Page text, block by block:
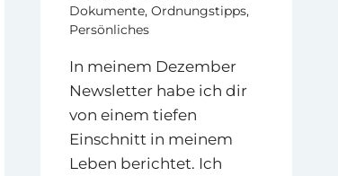
Dokumente, Ordnungstipps,
Persönliches
In meinem Dezember
Newsletter habe ich dir
von einem tiefen
Einschnitt in meinem
Leben berichtet. Ich